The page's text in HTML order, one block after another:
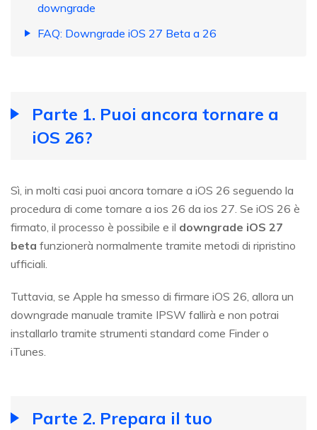
downgrade
FAQ: Downgrade iOS 27 Beta a 26
Parte 1. Puoi ancora tornare a
iOS 26?
Sì, in molti casi puoi ancora tornare a iOS 26 seguendo la
procedura di come tornare a ios 26 da ios 27. Se iOS 26 è
firmato, il processo è possibile e il downgrade iOS 27
beta funzionerà normalmente tramite metodi di ripristino
ufficiali.
Tuttavia, se Apple ha smesso di firmare iOS 26, allora un
downgrade manuale tramite IPSW fallirà e non potrai
installarlo tramite strumenti standard come Finder o
iTunes.
Parte 2. Prepara il tuo